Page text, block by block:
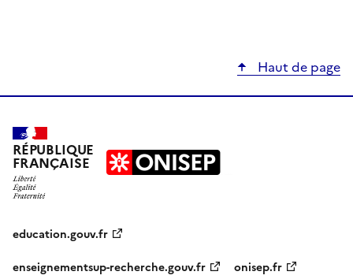
Haut de page
RÉPUBLIQUE
FRANÇAISE
education.gouv.fr
enseignementsup-recherche.gouv.fr
onisep.fr